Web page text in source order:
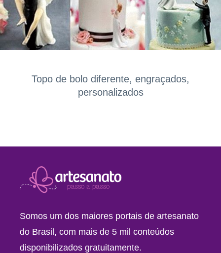
Topo de bolo diferente, engraçados,
personalizados
Somos um dos maiores portais de artesanato
do Brasil, com mais de 5 mil conteúdos
disponibilizados gratuitamente.